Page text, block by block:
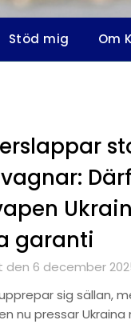
Stöd mig Om
garanti
den 6 december
sig sällan,
nu pressar